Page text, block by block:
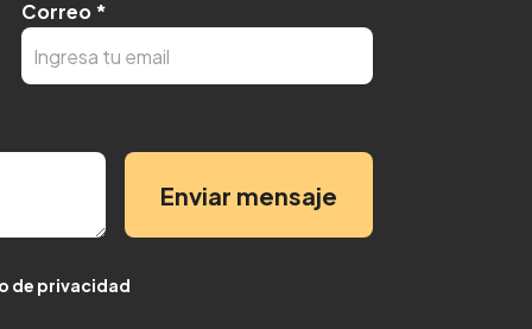
Correo*
Enviar mensaje
de privacidad